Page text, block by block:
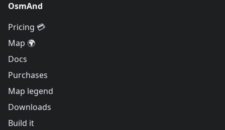
OsmAnd
Pricing 💳
Map 🌍
Docs
Purchases
Map legend
Downloads
Build it